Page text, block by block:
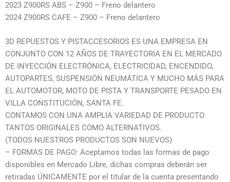
2023 Z900RS ABS – Z900 – Freno delantero
2024 Z900RS CAFE – Z900 – Freno delantero
3D REPUESTOS Y PISTACCESORIOS ES UNA EMPRESA EN
CONJUNTO CON 12 AÑOS DE TRAYECTORIA EN EL MERCADO
DE INYECCIÓN ELECTRÓNICA, ELECTRICIDAD, ENCENDIDO,
AUTOPARTES, SUSPENSIÓN NEUMÁTICA Y MUCHO MÁS PARA
EL AUTOMOTOR, MOTO DE PISTA Y TRANSPORTE PESADO EN
VILLA CONSTITUCIÓN, SANTA FE.
CONTAMOS CON UNA AMPLIA VARIEDAD DE PRODUCTO
TANTOS ORIGINALES COMO ALTERNATIVOS.
(TODOS NUESTROS PRODUCTOS SON NUEVOS)
– FORMAS DE PAGO: Aceptamos todas las formas de pago
disponibles en Mercado Libre, dichas compras deberán ser
retiradas ÚNICAMENTE por el titular de la cuenta presentando